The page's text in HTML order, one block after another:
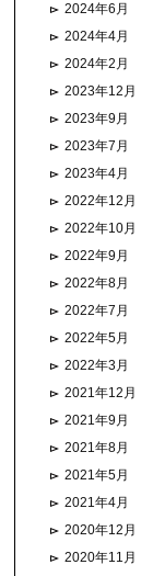
2024年6月
2024年4月
2024年2月
2023年12月
2023年9月
2023年7月
2023年4月
2022年12月
2022年10月
2022年9月
2022年8月
2022年7月
2022年5月
2022年3月
2021年12月
2021年9月
2021年8月
2021年5月
2021年4月
2020年12月
2020年11月